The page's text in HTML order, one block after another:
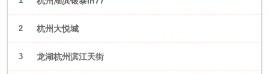
2 杭州大悦城
3 龙湖杭州滨江天街